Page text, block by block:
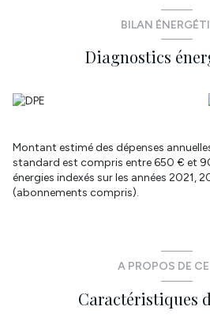
ATYMO FRANCE . Contact: Fabien
fabien.kermarrec@atymo-france.com
Annonce proposée par un agent
BILAN
Diagnostics
Montant estimé des dépenses
standard est compris entre 650 € et
énergies indexés sur les années 2021,
(abonnements compris).
A PROPOS DE
Caractéristiques